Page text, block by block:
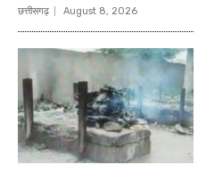
छत्तीसगढ़ August 8, 2026